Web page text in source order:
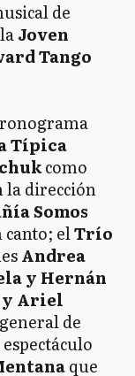
de
Joven
Tango
Típica
como
la dirección
Somos
canto; elTrío
Andrea
y Hernán
y Ariel
de
que